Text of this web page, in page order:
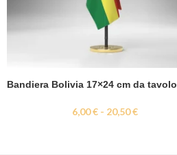
Bandiera Bolivia 17×24 cm da tavolo
6,00€ - 20,50€